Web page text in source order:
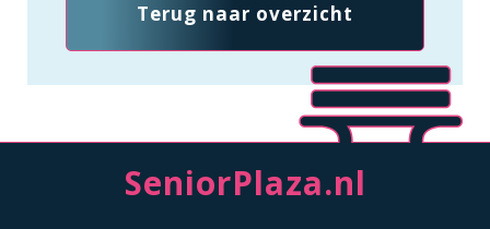
Terug naar overzicht
SeniorPlaza.nl